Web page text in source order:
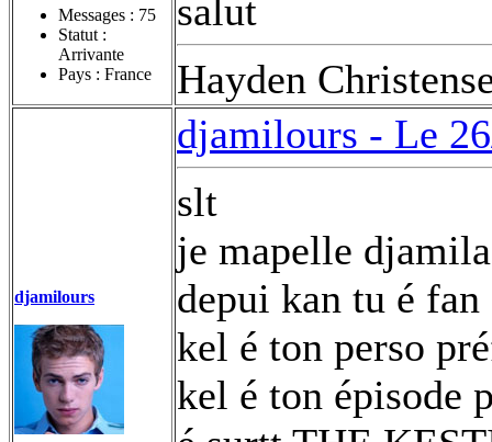
Messages : 75
Statut :
Arrivante
Pays : France
salut
Hayden
djamilours
djamilours - Le
slt
je mapelle
depui kan tu é fan
kel é ton perso
kel é ton épisode